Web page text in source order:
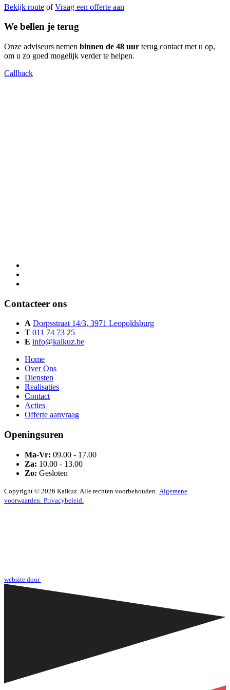
Bekijk route ofVraag een offerte aan
We bellen je terug
Onze adviseurs nemen binnen de 48 uur terug contact met u op,
om u zo goed mogelijk verder te helpen.
Callback
Contacteer ons
A Dorpsstraat 14/3, 3971 Leopoldsburg
T 011 74 73 25
E info@kalkuz.be
Home
Over Ons
Diensten
Realisaties
Contact
Acties
Offerte aanvraag
Openingsuren
Ma-Vr: 09.00 - 17.00
Za: 10.00 - 13.00
Zo: Gesloten
Copyright © 2026 Kalkuz. Alle rechten voorbehouden. Algemene
voorwaarden. Privacybeleid.
website door